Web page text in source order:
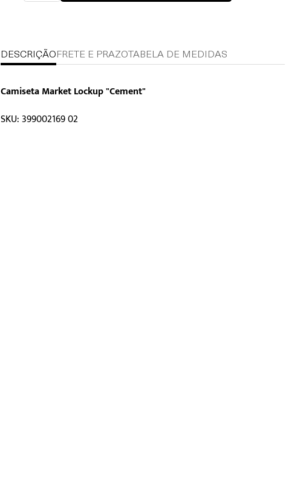
DESCRIÇÃO FRETE E PRAZOTABELA DE MEDIDAS
Camiseta Market Lockup "Cement"
SKU: 399002169 02